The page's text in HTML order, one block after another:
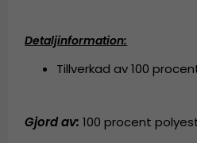
Detaljinformation:
Tillverkad av 100
Gjord av: 100 procent